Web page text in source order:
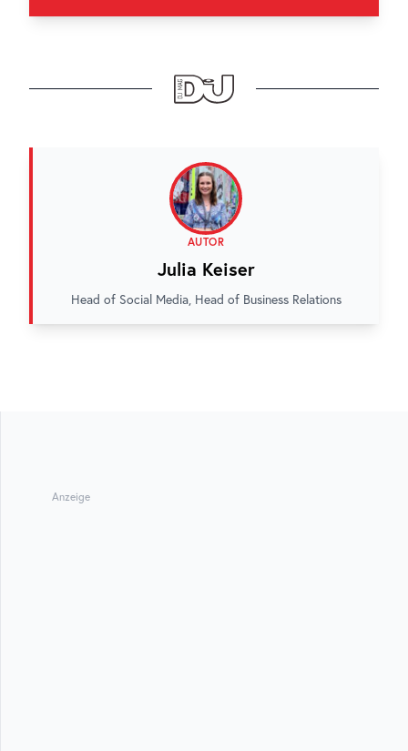
AUTOR
Julia Keiser
Head of Social Media, Head of Business Relations
Anzeige